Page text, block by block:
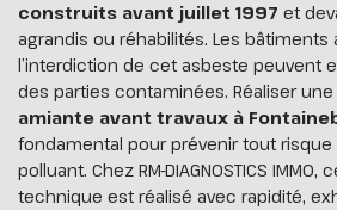
construits avant juillet 1997 et
agrandis ou réhabilités. Les bâtiments
l’interdiction de cet asbeste peuvent
des parties contaminées. Réaliser une
amiante avant travaux à
fondamental pour prévenir tout risque
polluant. Chez RM-DIAGNOSTICS
technique est réalisé avec rapidité,